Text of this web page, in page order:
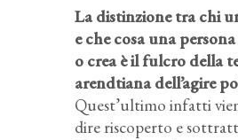
La distinzione tra chi
e che cosa una
o crea è il fulcro della
arendtiana dell’agire
Quest’ultimo infatti
dire riscoperto e